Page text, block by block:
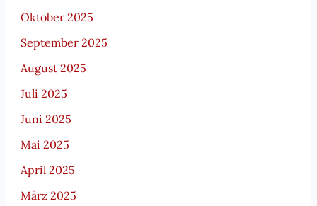
Oktober 2025
September 2025
August 2025
Juli 2025
Juni 2025
Mai 2025
April 2025
März 2025